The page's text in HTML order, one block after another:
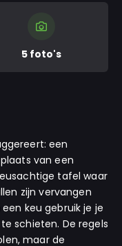
5 foto's
een
van een
tafel waar
zijn vervangen
keu gebruik je je
schieten. De regels
maar de